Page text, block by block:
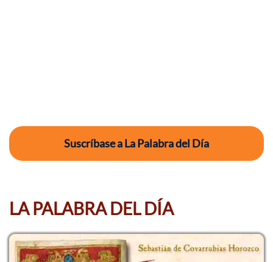
Suscríbase a La Palabra del Día
LA PALABRA DEL DÍA